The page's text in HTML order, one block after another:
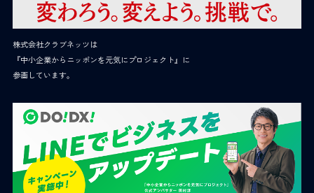
株式会社クラブネッツは
『中小企業からニッポンを元気にプロジェクト』に
参画しています。